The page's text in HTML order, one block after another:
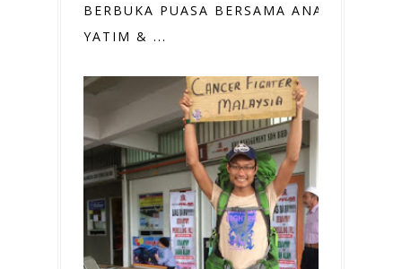
BERBUKA PUASA BERSAMA ANAK
YATIM & ...